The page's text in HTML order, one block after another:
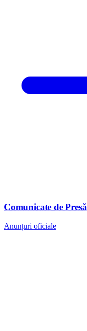
Comunicate de Presă
Anunțuri oficiale